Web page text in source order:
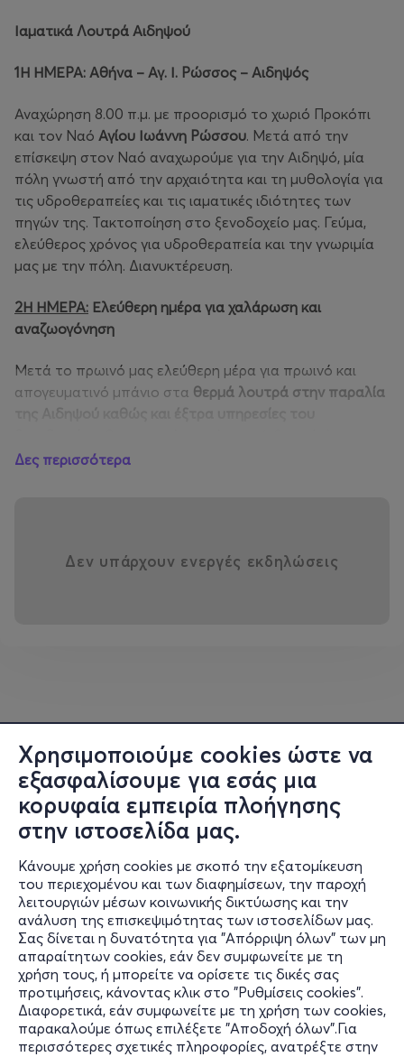
Χρησιμοποιούμε cookies ώστε να
εξασφαλίσουμε για εσάς μια
κορυφαία εμπειρία πλοήγησης
στην ιστοσελίδα μας.
Κάνουμε χρήση cookies με σκοπό την εξατομίκευση
του περιεχομένου και των διαφημίσεων, την παροχή
λειτουργιών μέσων κοινωνικής δικτύωσης και την
ανάλυση της επισκεψιμότητας των ιστοσελίδων μας.
Σας δίνεται η δυνατότητα για "Απόρριψη όλων" των μη
απαραίτητων cookies, εάν δεν συμφωνείτε με τη
χρήση τους, ή μπορείτε να ορίσετε τις δικές σας
προτιμήσεις, κάνοντας κλικ στο "Ρυθμίσεις cookies".
Διαφορετικά, εάν συμφωνείτε με τη χρήση των cookies,
παρακαλούμε όπως επιλέξετε "Αποδοχή όλων".Για
περισσότερες σχετικές πληροφορίες, ανατρέξτε στην
Ιαματικά Λουτρά Αιδηψού
1Η ΗΜΕΡΑ: Αθήνα – Αγ. Ι. Ρώσσος – Αιδηψός
Αναχώρηση 8.00 π.μ. με προορισμό το χωριό Προκόπι
και τον Ναό Αγίου Ιωάννη Ρώσσου. Μετά από την
επίσκεψη στον Ναό αναχωρούμε για την Αιδηψό, μία
πόλη γνωστή από την αρχαιότητα και τη μυθολογία για
τις υδροθεραπείες και τις ιαματικές ιδιότητες των
πηγών της. Τακτοποίηση στο ξενοδοχείο μας. Γεύμα,
ελεύθερος χρόνος για υδροθεραπεία και την γνωριμία
μας με την πόλη. Διανυκτέρευση.
2Η ΗΜΕΡΑ: Ελεύθερη ημέρα για χαλάρωση και
αναζωογόνηση
Μετά το πρωινό μας ελεύθερη μέρα για πρωινό και
απογευματινό μπάνιο στα θερμά λουτρά στην παραλία
ιστορία 20.000 ετών αποτελούν την πιο ονομαστή
λασπόλουτρα της πόλης. Γεύμα και ξεκούραση.
φυλάσσονται στο Καθολικό της μονής, καθώς επίσης
το θυμιατό και το πετραχήλι του. Επιστρέφοντας θα
σταματήσουμε στις Ροβιές για μπάνιο. Επιστροφή στο
ξενοδοχείο. Γεύμα και απόγευμα ελεύθερο. Ελεύθερος
χρόνος. Διανυκτέρευση.
4Η ΗΜΕΡΑ:Ελεύθερη μέρα για μάνιο σε παραλία της
Αιδηψού
Μετά το πρωινό μας, θα έχουμε ελεύθερη μέρα για να
απολαύσουμε το μπάνιο μας σε οργανωμένη παραλία
της Αιδηψού και φυσικά να περιηγηθούμε στο κέντρο,
στον υπέροχο παραλιακό πεζόδρομο. Ελεύθερος
χρόνος για μπάνιο, βόλτα, φαγητό, καφέ και ποτό για
Δες περισσότερα
Δεν υπάρχουν ενεργές εκδηλώσεις
Πληροφορίες
Υποστήριξη
Stay Connected